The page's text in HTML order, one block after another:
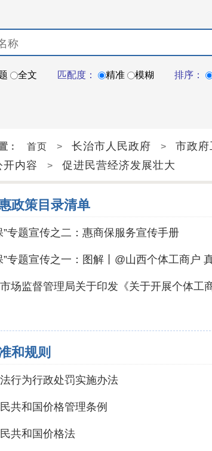
全文 匹配度： 精准 模糊 排序：
： 首页 > 长治市人民政府 > 市政府
开内容
> 促进民营经济发展壮大
政策目录清单
”专题宣传之二：惠商保服务宣传手册
”专题宣传之一：图解丨@山西个体工商户
场监督管理局关于印发《关于开展个体工
和规则
行为行政处罚实施办法
共和国价格管理条例
共和国价格法